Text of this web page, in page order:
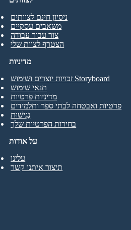
ניסיון חינם לצוותים
משאבים עסקיים
צור עבור עבודה
הצטרף לצוות שלי
על אודות
עלינו
תיצור איתנו קשר
מדיניות
זכויות יוצרים ושימוש Storyboard
תנאי שימוש
מדיניות פרטיות
פרטיות ואבטחה לבתי ספר ותלמידים
נְגִישׁוּת
בחירות הפרטיות שלך